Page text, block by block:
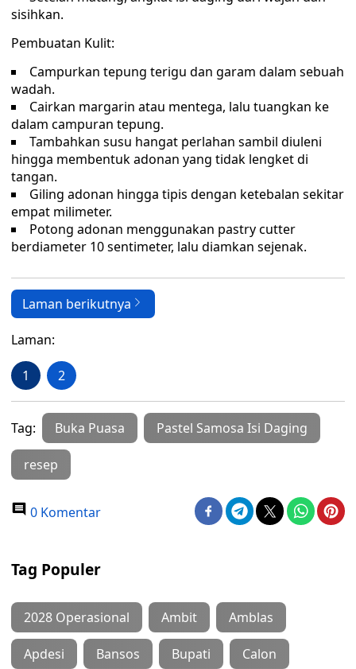
sisihkan.
Pembuatan Kulit:
Campurkan tepung terigu dan garam dalam sebuah
wadah.
Cairkan margarin atau mentega, lalu tuangkan ke
dalam campuran tepung.
Tambahkan susu hangat perlahan sambil diuleni
hingga membentuk adonan yang tidak lengket di
tangan.
Giling adonan hingga tipis dengan ketebalan sekitar
empat milimeter.
Potong adonan menggunakan pastry cutter
berdiameter 10 sentimeter, lalu diamkan sejenak.
Laman berikutnya
Laman:
1 2
Tag: Buka Puasa Pastel Samosa Isi Daging
resep
0 Komentar
Tag Populer
2028 Operasional Ambit Amblas
Apdesi Bansos Bupati Calon